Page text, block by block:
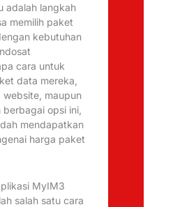
adalah langkah
memilih paket
kebutuhan
cara untuk
data mereka,
website, maupun
berbagai opsi ini,
mendapatkan
harga paket
MyIM3
salah satu cara